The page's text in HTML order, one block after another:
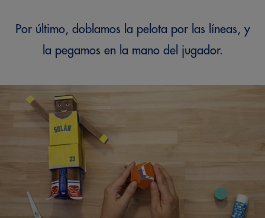
Por último, doblamos la pelota por las líneas, y
la pegamos en la mano del jugador.